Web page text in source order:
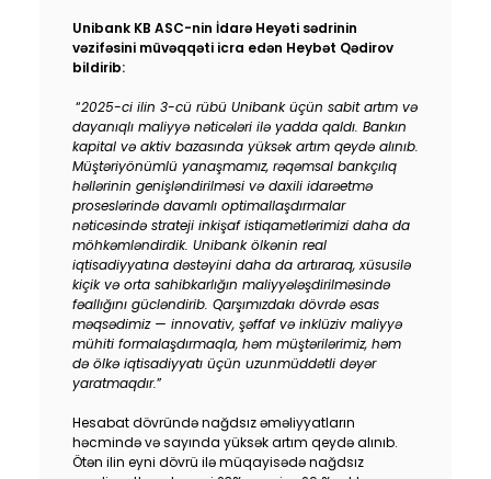
F.A.Q
Unibank KB ASC-nin İdarə Heyəti sədrinin
vəzifəsini müvəqqəti icra edən Heybət Qədirov
bildirib:
“2025-ci ilin 3-cü rübü Unibank üçün sabit artım və
dayanıqlı maliyyə nəticələri ilə yadda qaldı. Bankın
kapital və aktiv bazasında yüksək artım qeydə alınıb.
Müştəriyönümlü yanaşmamız, rəqəmsal bankçılıq
həllərinin genişləndirilməsi və daxili idarəetmə
proseslərində davamlı optimallaşdırmalar
nəticəsində strateji inkişaf istiqamətlərimizi daha da
möhkəmləndirdik. Unibank ölkənin real
iqtisadiyyatına dəstəyini daha da artıraraq, xüsusilə
kiçik və orta sahibkarlığın maliyyələşdirilməsində
fəallığını gücləndirib. Qarşımızdakı dövrdə əsas
məqsədimiz — innovativ, şəffaf və inklüziv maliyyə
mühiti formalaşdırmaqla, həm müştərilərimiz, həm
də ölkə iqtisadiyyatı üçün uzunmüddətli dəyər
yaratmaqdır.”
Hesabat dövründə nağdsız əməliyyatların
həcmində və sayında yüksək artım qeydə alınıb.
Ötən ilin eyni dövrü ilə müqayisədə nağdsız